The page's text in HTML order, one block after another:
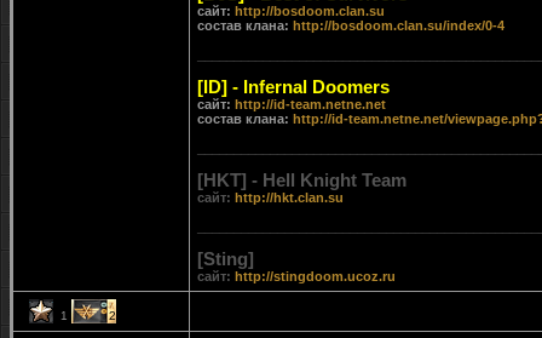
сайт: http://bosdoom.clan.su
состав клана: http://bosdoom.clan.su/index/0-4
[ID] - Infernal Doomers
сайт: http://id-team.netne.net
состав клана: http://id-team.netne.net/
[HKT] - Hell Knight Team
сайт: http://hkt.clan.su
[Sting]
сайт: http://stingdoom.ucoz.ru
1 2